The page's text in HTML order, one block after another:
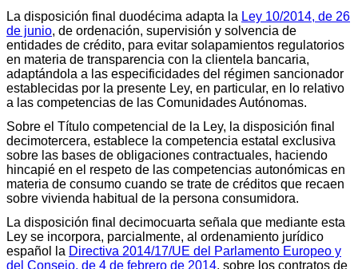
La disposición final duodécima adapta la Ley 10/2014, de 26
de junio, de ordenación, supervisión y solvencia de
entidades de crédito, para evitar solapamientos regulatorios
en materia de transparencia con la clientela bancaria,
adaptándola a las especificidades del régimen sancionador
establecidas por la presente Ley, en particular, en lo relativo
a las competencias de las Comunidades Autónomas.
Sobre el Título competencial de la Ley, la disposición final
decimotercera, establece la competencia estatal exclusiva
sobre las bases de obligaciones contractuales, haciendo
hincapié en el respeto de las competencias autonómicas en
materia de consumo cuando se trate de créditos que recaen
sobre vivienda habitual de la persona consumidora.
La disposición final decimocuarta señala que mediante esta
Ley se incorpora, parcialmente, al ordenamiento jurídico
español la Directiva 2014/17/UE del Parlamento Europeo y
del Consejo, de 4 de febrero de 2014, sobre los contratos de